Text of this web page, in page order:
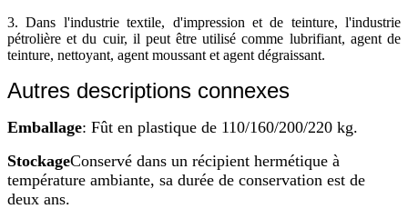
3. Dans l'industrie textile, d'impression et de teinture, l'industrie
pétrolière et du cuir, il peut être utilisé comme lubrifiant, agent de
teinture, nettoyant, agent moussant et agent dégraissant.
Autres descriptions connexes
Emballage: Fût en plastique de 110/160/200/220 kg.
StockageConservé dans un récipient hermétique à
température ambiante, sa durée de conservation est de
deux ans.